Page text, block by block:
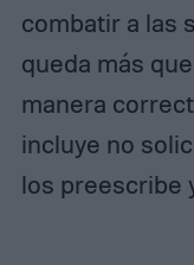
combatir a las
queda más
manera
incluye no
los preescribe